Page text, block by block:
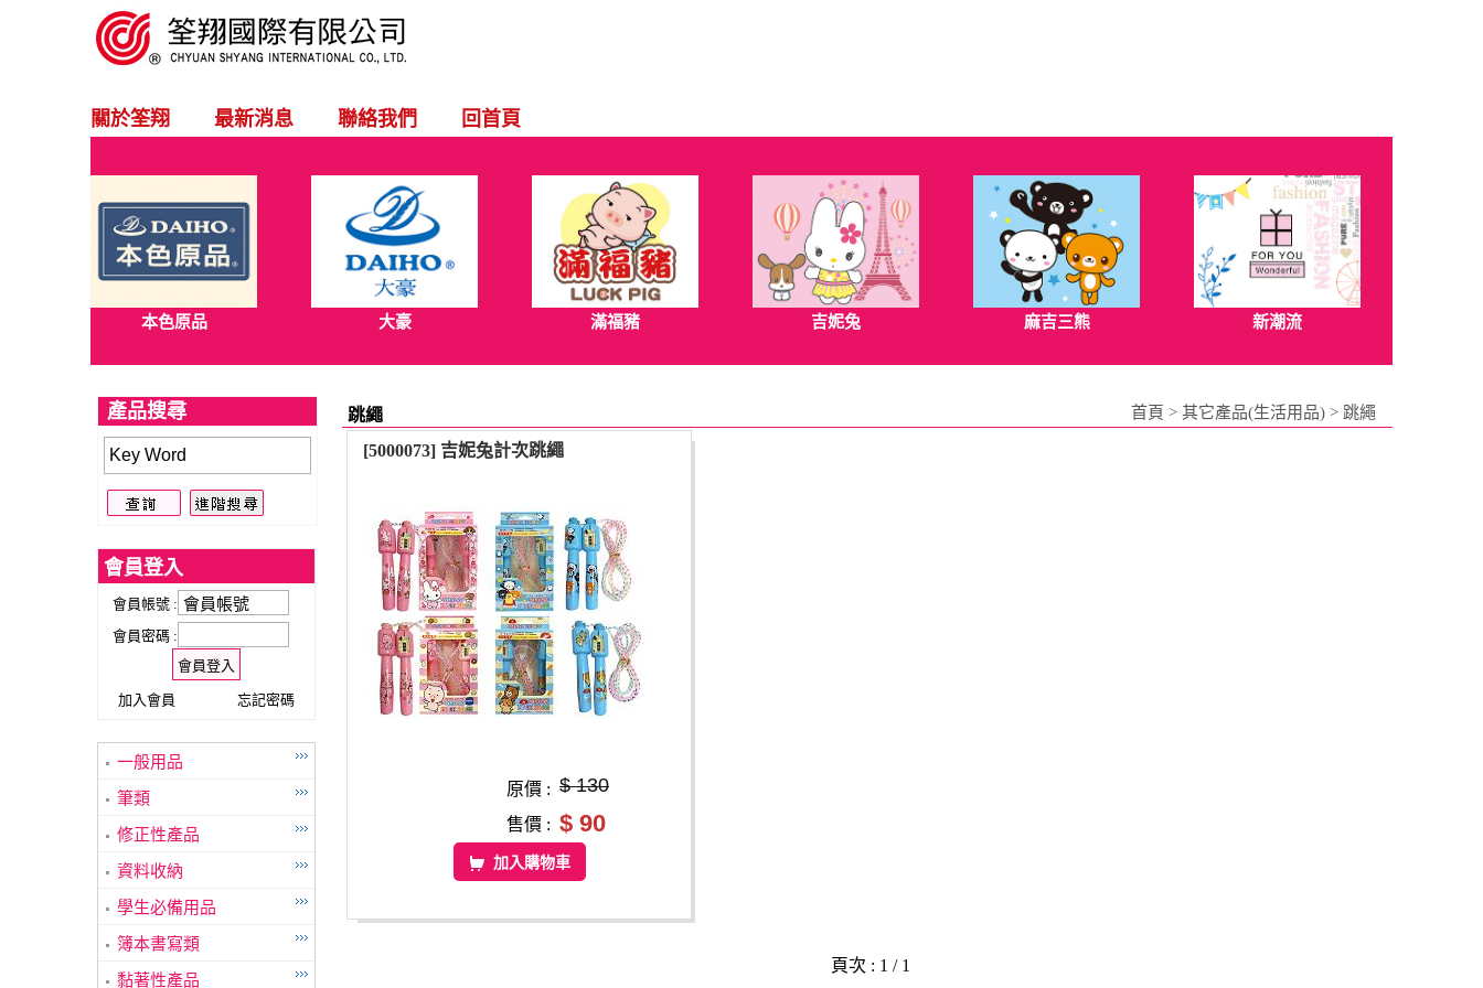
關於筌翔 最新消息 聯絡我們 回首頁
本色原品 大豪 滿福豬 吉妮兔 麻吉三熊 新潮流
產品搜尋
會員登入
會員帳號 :
會員密碼 :
加入會員 忘記密碼
一般用品
筆類
修正性產品
資料收納
學生必備用品
簿本書寫類
黏著性產品
跳繩 首頁 > 其它產品(生活用品) > 跳繩
[5000073] 吉妮兔計次跳繩
原價 : $ 130
售價 : $ 90
加入購物車
頁次 : 1 / 1